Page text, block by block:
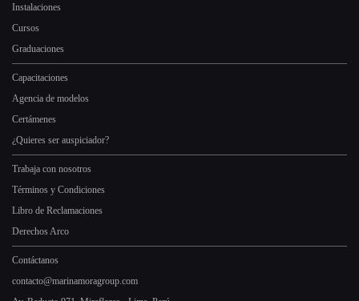
Instalaciones
Cursos
Graduaciones
Capacitaciones
Agencia de modelos
Certámenes
¿Quieres ser auspiciador?
Trabaja con nosotros
Términos y Condiciones
Libro de Reclamaciones
Derechos Arco
Contáctanos
contacto@marinamoragroup.com